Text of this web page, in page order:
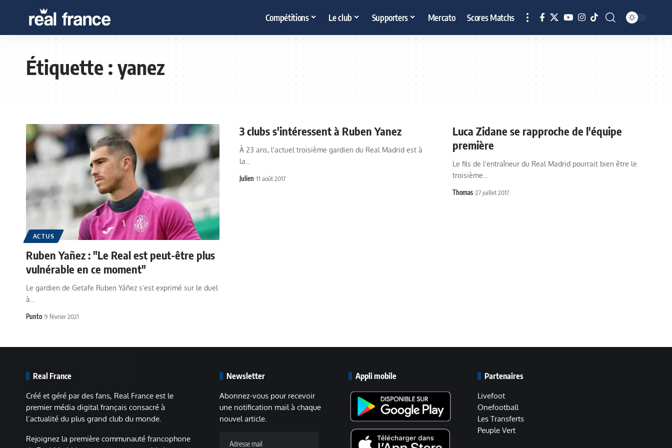
Compétitions Le club Supporters Mercato Scores Matchs
Étiquette :yanez
ACTUS
Ruben Yañez : "Le Real est peut-être plus
vulnérable en ce moment"
Le gardien de Getafe Ruben Yáñez s’est exprimé sur le duel
à…
Punto 9 février 2021
3 clubs s'intéressent à Ruben Yanez
À 23 ans, l'actuel troisième gardien du Real Madrid est à
la…
Julien 11 août 2017
Luca Zidane se rapproche de l'équipe
première
Le fils de l'entraîneur du Real Madrid pourrait bien être le
troisième…
Thomas 27 juillet 2017
Real France
Créé et géré par des fans, Real France est le
premier média digital français consacré à
l’actualité du plus grand club du monde.
Rejoignez la première communauté francophone
Newsletter
Abonnez-vous pour recevoir
une notification mail à chaque
nouvel article.
mail
Appli mobile Partenaires
Livefoot
Onefootball
Les Transferts
Peuple Vert